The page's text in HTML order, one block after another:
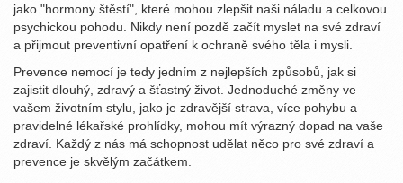
jako "hormony štěstí", které mohou zlepšit naši náladu a celkovou
psychickou pohodu. Nikdy není pozdě začít myslet na své zdraví
a přijmout preventivní opatření k ochraně svého těla i mysli.
Prevence nemocí je tedy jedním z nejlepších způsobů, jak si
zajistit dlouhý, zdravý a šťastný život. Jednoduché změny ve
vašem životním stylu, jako je zdravější strava, více pohybu a
pravidelné lékařské prohlídky, mohou mít výrazný dopad na vaše
zdraví. Každý z nás má schopnost udělat něco pro své zdraví a
prevence je skvělým začátkem.